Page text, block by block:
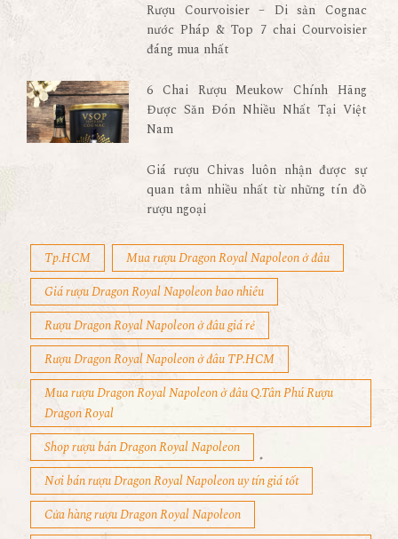
Rượu Courvoisier – Di sản Cognac
nước Pháp & Top 7 chai Courvoisier
đáng mua nhất
6 Chai Rượu Meukow Chính Hãng
Được Săn Đón Nhiều Nhất Tại Việt
Nam
Giá rượu Chivas luôn nhận được sự
quan tâm nhiều nhất từ những tín đồ
rượu ngoại
Tp.HCM
Mua rượu Dragon Royal Napoleon ở đâu
Giá rượu Dragon Royal Napoleon bao nhiêu
Rượu Dragon Royal Napoleon ở đâu giá rẻ
Rượu Dragon Royal Napoleon ở đâu TP.HCM
Mua rượu Dragon Royal Napoleon ở đâu Q.Tân Phú Rượu
Dragon Royal
Shop rượu bán Dragon Royal Napoleon
Nơi bán rượu Dragon Royal Napoleon uy tín giá tốt
Cửa hàng rượu Dragon Royal Napoleon